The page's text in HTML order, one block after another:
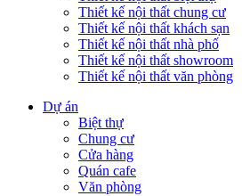
Thiết kế nội thất chung cư
Thiết kế nội thất khách sạn
Thiết kế nội thất nhà phố
Thiết kế nội thất showroom
Thiết kế nội thất văn phòng
Dự án
Biệt thự
Chung cư
Cửa hàng
Quán cafe
Văn phòng